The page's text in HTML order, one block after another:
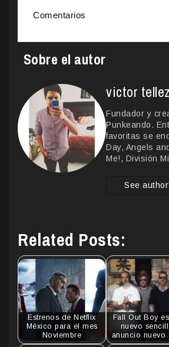
Comentarios
Sobre el autor
victor
Fundador y
Punkeando.
favoritas se
Day, Angels
Me!, División
See
Related Posts:
Estrenos de Netflix
México para el mes
Noviembre
Fall Out Boy
nuevo
anuncio nuevo